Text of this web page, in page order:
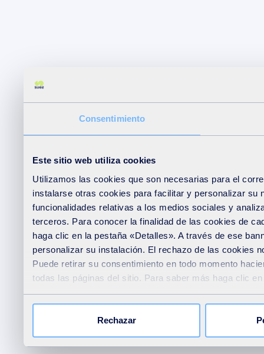
Consentimiento
Este sitio web utiliza cookies
Utilizamos las cookies que son necesarias para el
instalarse otras cookies para facilitar y personalizar su
funcionalidades relativas a los medios sociales y
terceros. Para conocer la finalidad de las cookies de
haga clic en la pestaña «Detalles». A través de ese
personalizar su instalación. El rechazo de las cookies
Puede retirar su consentimiento en todo momento
todas las páginas del sitio. Para saber más haga clic
Rechazar